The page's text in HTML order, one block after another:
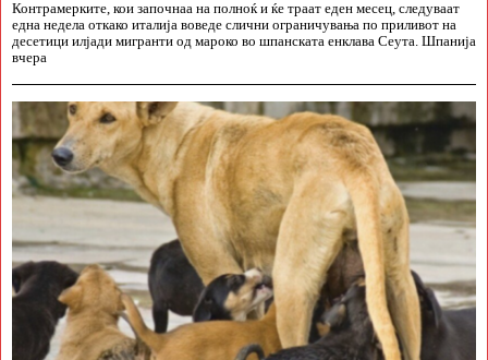
Контрамерките, кои започнаа на полноќ и ќе траат еден месец, следуваат
една недела откако италија воведе слични ограничувања по приливот на
десетици илјади мигранти од мароко во шпанската енклава Сеута. Шпанија
вчера